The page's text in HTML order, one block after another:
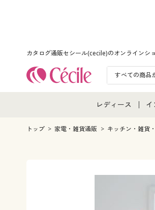
カタログ通販セシール(cecile)のオンラインシ
レディース
レディース通販
女性下着
トップ 家電・雑貨通販 キッチン・雑貨